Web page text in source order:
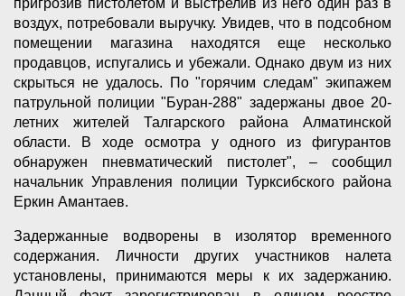
пригрозив пистолетом и выстрелив из него один раз в
воздух, потребовали выручку. Увидев, что в подсобном
помещении магазина находятся еще несколько
продавцов, испугались и убежали. Однако двум из них
скрыться не удалось. По "горячим следам" экипажем
патрульной полиции "Буран-288" задержаны двое 20-
летних жителей Талгарского района Алматинской
области. В ходе осмотра у одного из фигурантов
обнаружен пневматический пистолет", – сообщил
начальник Управления полиции Турксибского района
Еркин Амантаев.
Задержанные водворены в изолятор временного
содержания. Личности других участников налета
установлены, принимаются меры к их задержанию.